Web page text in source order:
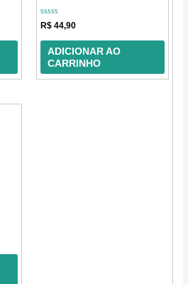
Avaliação
0
de
R$ 44,90
ADICIONAR AO
CARRINHO